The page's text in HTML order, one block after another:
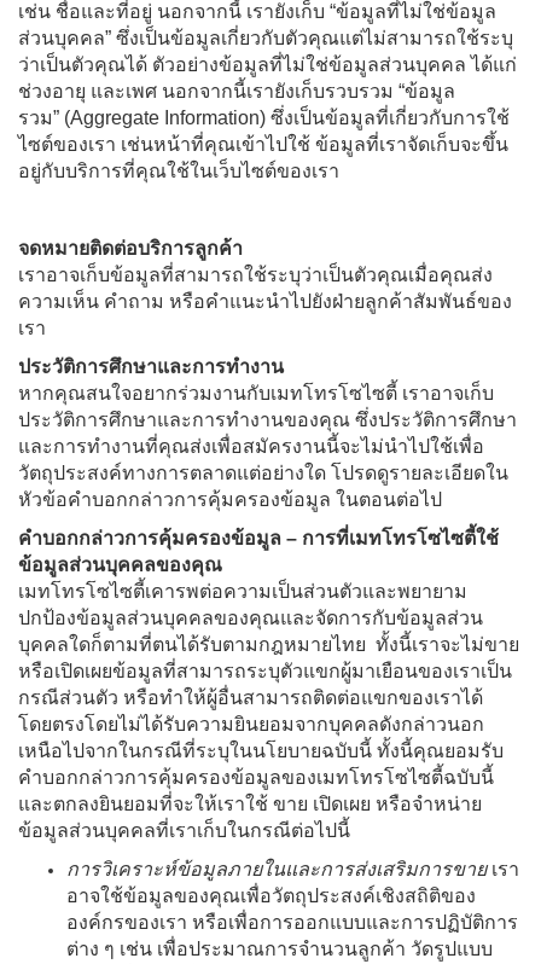
เช่น ชื่อและที่อยู่ นอกจากนี้ เรายังเก็บ “ข้อมูลที่ไม่ใช่ข้อมูล
ส่วนบุคคล” ซึ่งเป็นข้อมูลเกี่ยวกับตัวคุณแต่ไม่สามารถใช้ระบุ
ว่าเป็นตัวคุณได้ ตัวอย่างข้อมูลที่ไม่ใช่ข้อมูลส่วนบุคคล ได้แก่
ช่วงอายุ และเพศ นอกจากนี้เรายังเก็บรวบรวม “ข้อมูล
รวม” (Aggregate Information) ซึ่งเป็นข้อมูลที่เกี่ยวกับการใช้
ไซต์ของเรา เช่นหน้าที่คุณเข้าไปใช้ ข้อมูลที่เราจัดเก็บจะขึ้น
อยู่กับบริการที่คุณใช้ในเว็บไซต์ของเรา
จดหมายติดต่อบริการลูกค้า
เราอาจเก็บข้อมูลที่สามารถใช้ระบุว่าเป็นตัวคุณเมื่อคุณส่ง
ความเห็น คำถาม หรือคำแนะนำไปยังฝ่ายลูกค้าสัมพันธ์ของ
เรา
ประวัติการศึกษาและการทำงาน
หากคุณสนใจอยากร่วมงานกับเมทโทรโซไซตี้ เราอาจเก็บ
ประวัติการศึกษาและการทำงานของคุณ ซึ่งประวัติการศึกษา
และการทำงานที่คุณส่งเพื่อสมัครงานนี้จะไม่นำไปใช้เพื่อ
วัตถุประสงค์ทางการตลาดแต่อย่างใด โปรดดูรายละเอียดใน
หัวข้อคำบอกกล่าวการคุ้มครองข้อมูล ในตอนต่อไป
คำบอกกล่าวการคุ้มครองข้อมูล – การที่เมทโทรโซไซตี้ใช้
ข้อมูลส่วนบุคคลของคุณ
เมทโทรโซไซตี้เคารพต่อความเป็นส่วนตัวและพยายาม
ปกป้องข้อมูลส่วนบุคคลของคุณและจัดการกับข้อมูลส่วน
บุคคลใดก็ตามที่ตนได้รับตามกฎหมายไทย ทั้งนี้เราจะไม่ขาย
หรือเปิดเผยข้อมูลที่สามารถระบุตัวแขกผู้มาเยือนของเราเป็น
กรณีส่วนตัว หรือทำให้ผู้อื่นสามารถติดต่อแขกของเราได้
โดยตรงโดยไม่ได้รับความยินยอมจากบุคคลดังกล่าวนอก
เหนือไปจากในกรณีที่ระบุในนโยบายฉบับนี้ ทั้งนี้คุณยอมรับ
คำบอกกล่าวการคุ้มครองข้อมูลของเมทโทรโซไซตี้ฉบับนี้
และตกลงยินยอมที่จะให้เราใช้ ขาย เปิดเผย หรือจำหน่าย
ข้อมูลส่วนบุคคลที่เราเก็บในกรณีต่อไปนี้
การวิเคราะห์ข้อมูลภายในและการส่งเสริมการขายเรา
อาจใช้ข้อมูลของคุณเพื่อวัตถุประสงค์เชิงสถิติของ
องค์กรของเรา หรือเพื่อการออกแบบและการปฏิบัติการ
ต่าง ๆ เช่น เพื่อประมาณการจำนวนลูกค้า วัดรูปแบบ